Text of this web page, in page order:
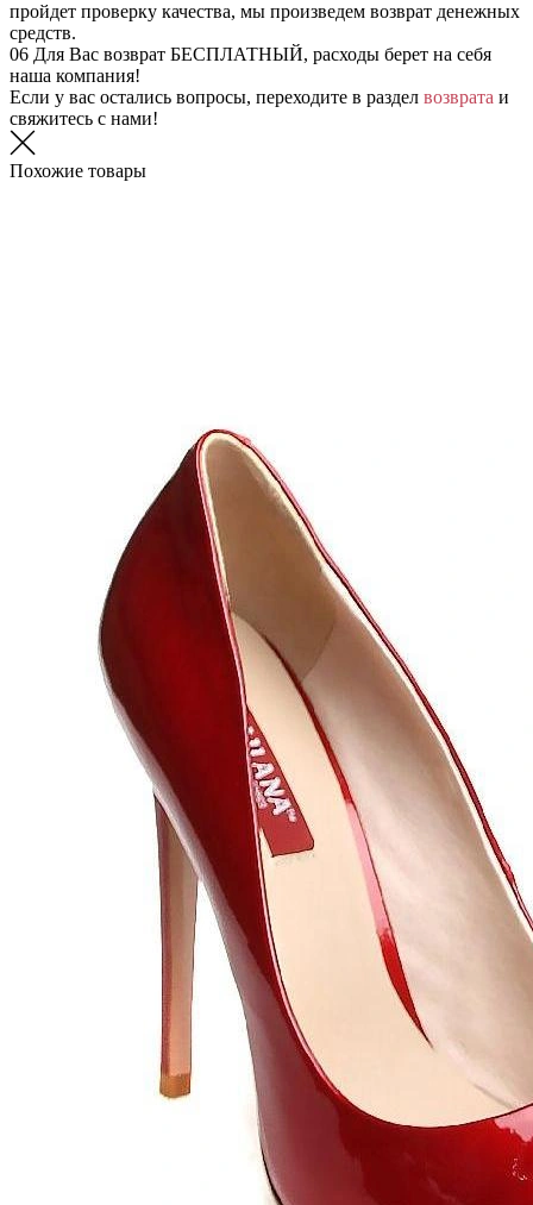
пройдет проверку качества, мы произведем возврат денежных
средств.
06 Для Вас возврат БЕСПЛАТНЫЙ, расходы берет на себя
наша компания!
Если у вас остались вопросы, переходите в раздел возврата и
свяжитесь с нами!
Похожие товары